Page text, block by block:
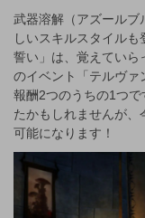
武器溶解（アズールブ
しいスキルスタイル
誓い」は、覚えてい
のイベント「テルヴァ
報酬2つのうちの1つ
たかもしれませんが、
可能になります！